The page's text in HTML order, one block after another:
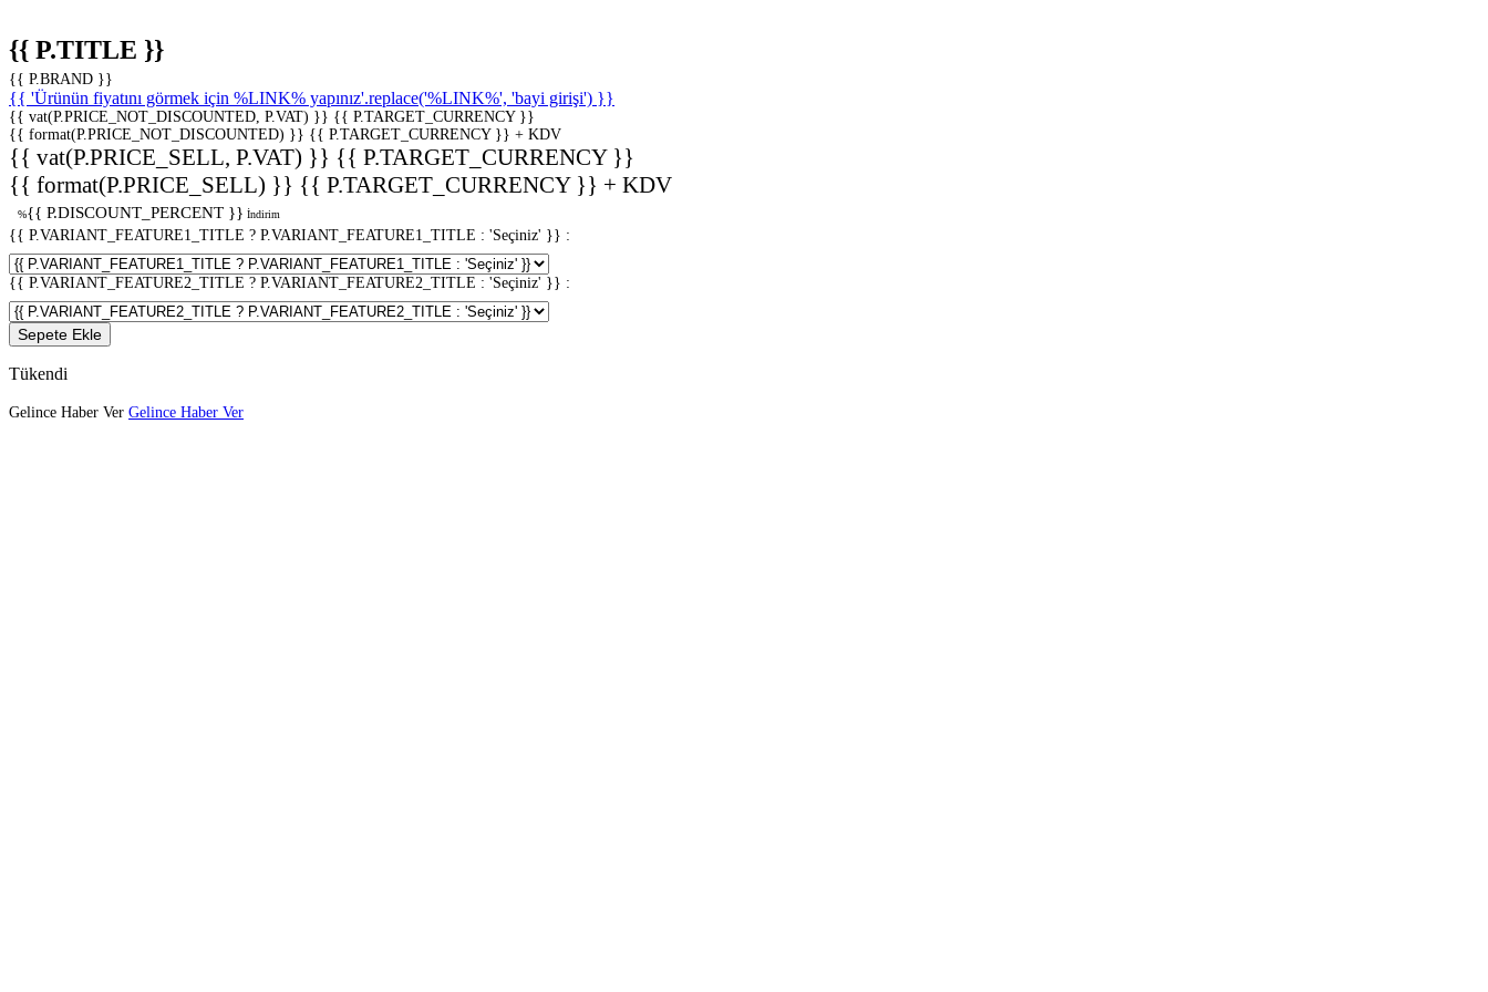
{{ P.TITLE }}
{{ P.BRAND }}
{{ 'Ürünün fiyatını görmek için %LINK% yapınız'.replace('%LINK%', 'bayi girişi') }}
{{ vat(P.PRICE_NOT_DISCOUNTED, P.VAT) }} {{ P.TARGET_CURRENCY }}
{{ format(P.PRICE_NOT_DISCOUNTED) }} {{ P.TARGET_CURRENCY }} + KDV
{{ vat(P.PRICE_SELL, P.VAT) }} {{ P.TARGET_CURRENCY }}
{{ format(P.PRICE_SELL) }} {{ P.TARGET_CURRENCY }} + KDV
%{{ P.DISCOUNT_PERCENT }} İndirim
{{ P.VARIANT_FEATURE1_TITLE ? P.VARIANT_FEATURE1_TITLE : 'Seçiniz' }} :
{{ P.VARIANT_FEATURE2_TITLE ? P.VARIANT_FEATURE2_TITLE : 'Seçiniz' }} :
Sepete Ekle
Tükendi
Gelince Haber Ver Gelince Haber Ver